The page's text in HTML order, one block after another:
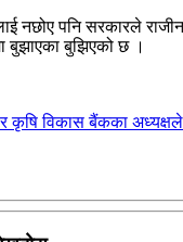
नछोए पनि सरकारले
बुझाएका बुझिएको छ ।
कृषि विकास बैंकका अध्यक्षले